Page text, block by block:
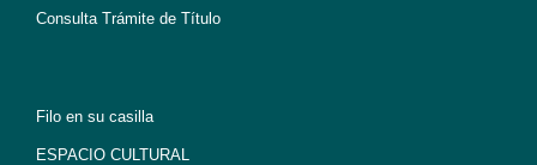
Consulta Trámite de Título
Filo en su casilla
ESPACIO CULTURAL